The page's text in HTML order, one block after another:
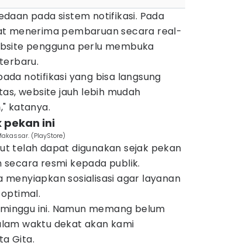
pada sistem notifikasi. Pada
menerima pembaruan secara real-
pengguna perlu membuka
notifikasi yang bisa langsung
website jauh lebih mudah
katanya.
pekan ini
(PlayStore)
telah dapat digunakan sejak pekan
secara resmi kepada publik.
menyiapkan sosialisasi agar layanan
ini. Namun memang belum
waktu dekat akan kami
Gita.